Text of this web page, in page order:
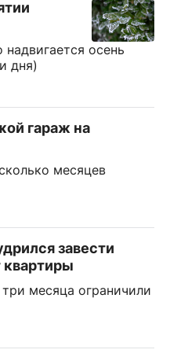
осень
дня)
гараж на
месяцев
завести
месяца ограничили